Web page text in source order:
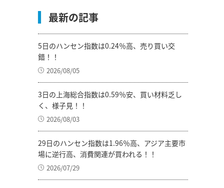
最新の記事
5日のハンセン指数は0.24％高、売り買い交
錯！！
2026/08/05
3日の上海総合指数は0.59％安、買い材料乏し
く、様子見！！
2026/08/03
29日のハンセン指数は1.96％高、アジア主要市
場に逆行高、消費関連が買われる！！
2026/07/29